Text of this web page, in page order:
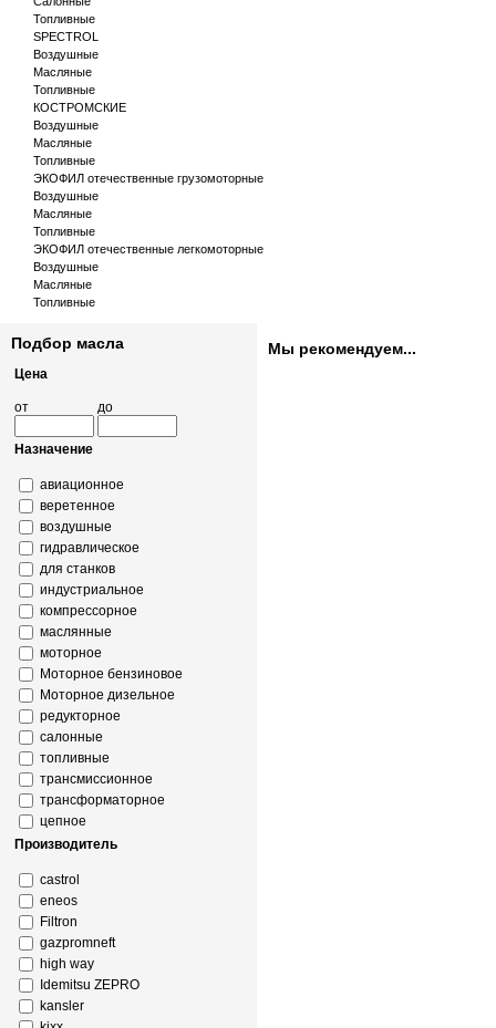
Топливные
SPECTROL
Воздушные
Масляные
Топливные
КОСТРОМСКИЕ
Воздушные
Масляные
Топливные
ЭКОФИЛ отечественные грузомоторные
Воздушные
Масляные
Топливные
ЭКОФИЛ отечественные легкомоторные
Воздушные
Масляные
Топливные
Подбор масла
Цена
от до
Назначение
авиационное
веретенное
воздушные
гидравлическое
для станков
индустриальное
компрессорное
маслянные
моторное
Моторное бензиновое
Моторное дизельное
редукторное
салонные
топливные
трансмиссионное
трансформаторное
цепное
Производитель
castrol
eneos
Filtron
gazpromneft
high way
Idemitsu ZEPRO
kansler
Мы рекомендуем...